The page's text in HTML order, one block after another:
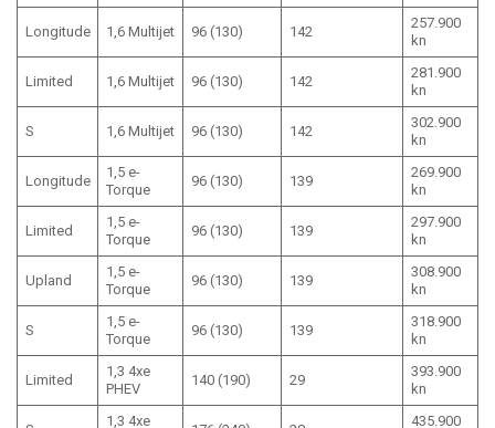
Longitude 1,6 Multijet 96 (130) 142
257.900
kn
Limited 1,6 Multijet 96 (130) 142
281.900
kn
S 1,6 Multijet 96 (130) 142
302.900
kn
Longitude
1,5 e-
Torque
96 (130) 139
269.900
kn
Limited
1,5 e-
Torque
96 (130) 139
297.900
kn
Upland
1,5 e-
Torque
96 (130) 139
308.900
kn
S
1,5 e-
Torque
96 (130) 139
318.900
kn
Limited
1,3 4xe
PHEV
140 (190) 29
393.900
kn
1,3 4xe
435.900